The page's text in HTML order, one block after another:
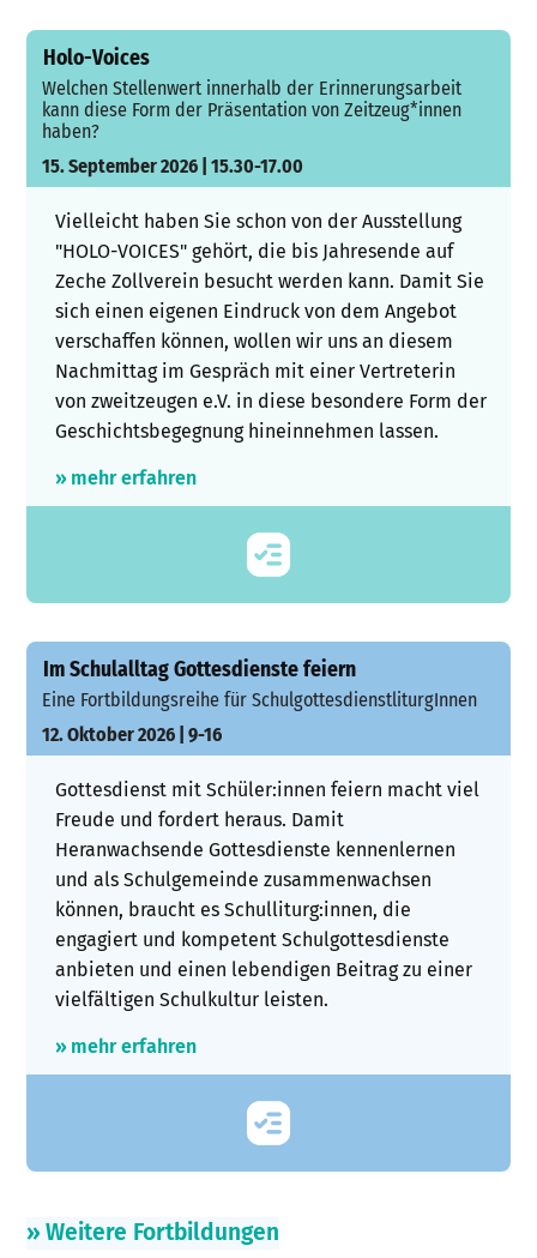
Holo-Voices
Welchen Stellenwert innerhalb der Erinnerungsarbeit
kann diese Form der Präsentation von Zeitzeug*innen
haben?
15. September 2026 | 15.30-17.00
Vielleicht haben Sie schon von der Ausstellung
"HOLO-VOICES" gehört, die bis Jahresende auf
Zeche Zollverein besucht werden kann. Damit Sie
sich einen eigenen Eindruck von dem Angebot
verschaffen können, wollen wir uns an diesem
Nachmittag im Gespräch mit einer Vertreterin
von zweitzeugen e.V. in diese besondere Form der
Geschichtsbegegnung hineinnehmen lassen.
» mehr erfahren
Im Schulalltag Gottesdienste feiern
Eine Fortbildungsreihe für SchulgottesdienstliturgInnen
12. Oktober 2026 | 9-16
Gottesdienst mit Schüler:innen feiern macht viel
Freude und fordert heraus. Damit
Heranwachsende Gottesdienste kennenlernen
und als Schulgemeinde zusammenwachsen
können, braucht es Schulliturg:innen, die
engagiert und kompetent Schulgottesdienste
anbieten und einen lebendigen Beitrag zu einer
vielfältigen Schulkultur leisten.
» mehr erfahren
» Weitere Fortbildungen